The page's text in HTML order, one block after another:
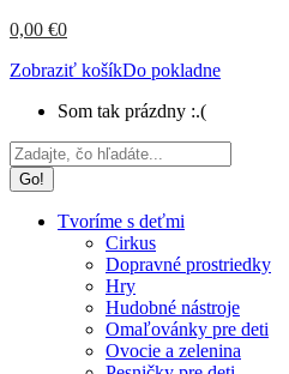
0,00 €0
Zobraziť košíkDo pokladne
Som tak prázdny :.(
Search:
Tvoríme s deťmi
Cirkus
Dopravné prostriedky
Hry
Hudobné nástroje
Omaľovánky pre deti
Ovocie a zelenina